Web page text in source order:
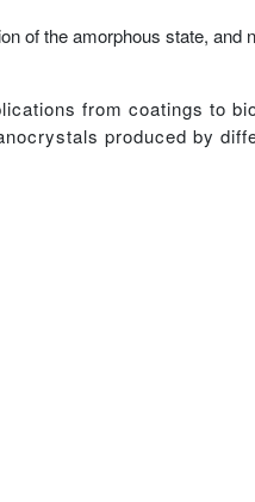
of the amorphous state,
from coatings to
produced by